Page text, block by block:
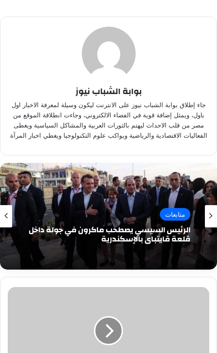
بوابة الشباب نيوز
جاء إطلاق بوابة الشباب نيوز على الانترنت ليكون وسيلة لمعرفة الاخبار اول
باول، ويمثل إضافة قوية في الفضاء الالكتروني، وجاءت انطلاقة الموقع من
مصر من قلب الاحداث ليهتم بالثورات العربية والمشاكل السياسية ويغطى
الفعاليات الاقتصادية والرياضية ويواكب علوم التكنولوجيا ويغطي اخبار المرآة
متابعات
الرئيس السيسي يصطحب ماكرون في جولة داخل
قلعة قايتباي بالإسكندرية
تفاصيل